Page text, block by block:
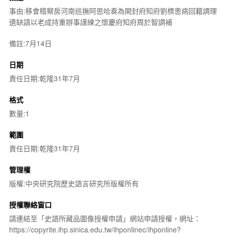
事由:移會稽察房河南巡撫阿思哈奏為開封府知府劉標患病回籍調理
遺缺請以老成持重辦事謹練之懷慶府知府周於智調補
備註:7月14日
日期
責任日期:乾隆31年7月
格式
數量:1
範圍
責任日期:乾隆31年7月
管理權
版權:中央研究院歷史語言研究所版權所有
授權聯絡窗口
請連結至「史語所藏品圖像授權申請」網站申請授權，網址：
https://copyrite.ihp.sinica.edu.tw/ihponlinec/ihponline?